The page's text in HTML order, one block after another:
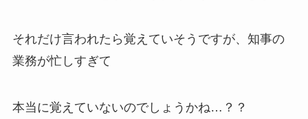
それだけ言われたら覚えていそうですが、知事の
業務が忙しすぎて
本当に覚えていないのでしょうかね…？？